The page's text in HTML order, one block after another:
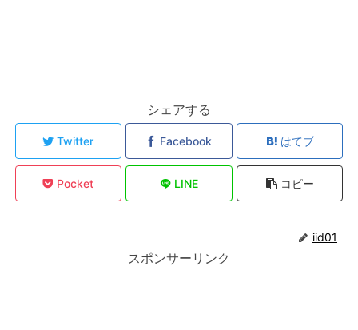
シェアする
Twitter Facebook はてブ
Pocket LINE コピー
iid01
スポンサーリンク